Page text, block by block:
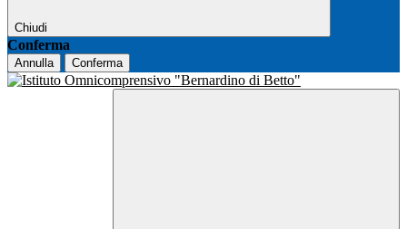
Chiudi
Conferma
Annulla Conferma